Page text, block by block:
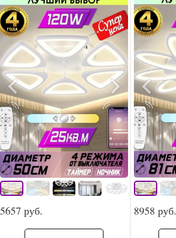
5657 руб. 8958 руб.